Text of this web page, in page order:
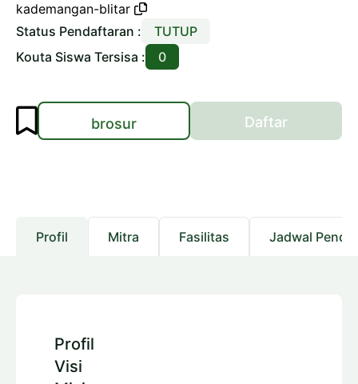
kademangan-blitar
Status Pendaftaran :
TUTUP
Kouta Siswa Tersisa :
0
brosur Daftar
Profil Mitra Fasilitas Jadwal
Profil
Visi